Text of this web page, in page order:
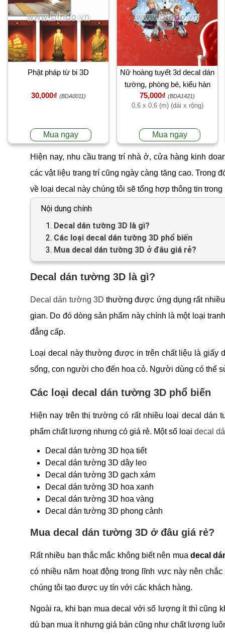
Phật pháp từ bi 3D
30,000₫ (BDA0011)
Mua ngay
Nữ hoàng tuyết 3d decal dán
tường, phòng bé, kiểu hàn
quốc, độc đáo TPHCM
75,000₫ (BDA1421)
0,6 x 0,6 (m) (dài x rộng)
Mua ngay
Hiện nay, nhu cầu trang trí nhà ở, cửa hàng kinh
các vật liệu trang trí cũng ngày càng tăng cao. Trong
về loại decal này chúng tôi sẽ tổng hợp thông tin trong
Nội dung chính
1. Decal dán tường 3D là gì?
2. Các loại decal dán tường 3D phổ biến
3. Mua decal dán tường 3D ở đâu giá rẻ?
Decal dán tường 3D là gì?
Decal dán tường 3D thường được ứng dụng rất
gian. Do đó dòng sản phẩm này chính là một loại
đẳng cấp.
Loại decal này thường được in trên chất liệu là
sống, con người cho đến hoa cỏ. Người dùng có thể
Các loại decal dán tường 3D phổ biến
Hiện nay trên thị trường có rất nhiều loại decal
phẩm chất lượng nhưng có giá rẻ. Một số loại decal
Decal dán tường 3D họa tiết
Decal dán tường 3D dây leo
Decal dán tường 3D gạch xám
Decal dán tường 3D hoa xanh
Decal dán tường 3D hoa vàng
Decal dán tường 3D phong cảnh
Mua decal dán tường 3D ở đâu giá rẻ?
Rất nhiều bạn thắc mắc không biết nên mua decal
có nhiều năm hoạt động trong lĩnh vực này nên
chúng tôi tạo được uy tín với các khách hàng.
Ngoài ra, khi bạn mua decal với số lượng ít thì cũng
dù bạn mua ít nhưng giá bán cũng như chất lượng